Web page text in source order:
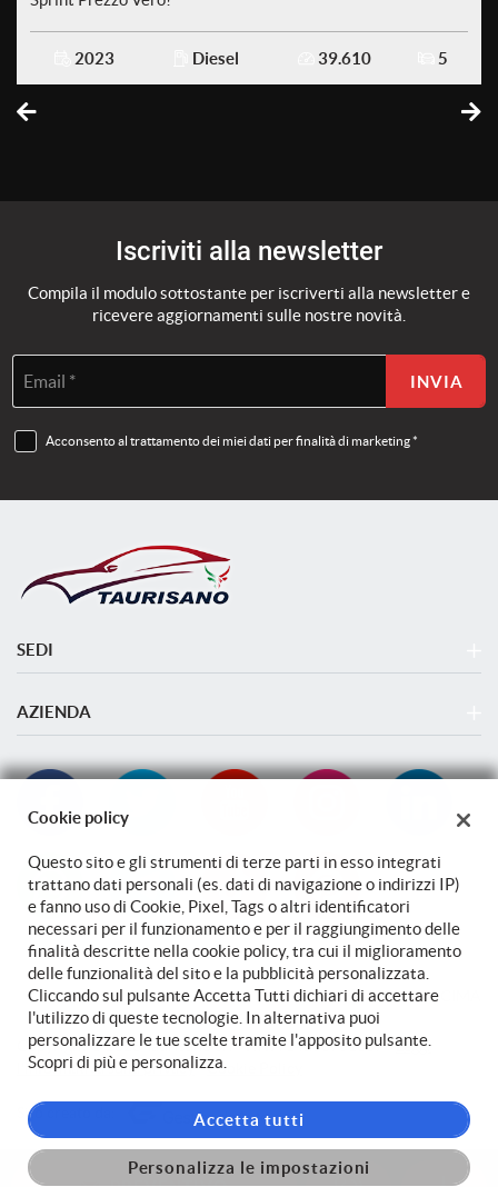
2023 Diesel 39.610 5
Iscriviti alla newsletter
Compila il modulo sottostante per iscriverti alla newsletter e
ricevere aggiornamenti sulle nostre novità.
Email * INVIA
Acconsento al trattamento dei miei dati per finalità di marketing *
SEDI
LEASYS PARCO LEONARDO
AZIENDA
TORNA IN CIMA
Copyright © 2026 Taurisano Srl - P.IVA 14200751007 -Leggi
l'informativa sulla privacy-Cookie Policy
Sito creato da:
Cookie policy
Questo sito e gli strumenti di terze parti in esso integrati
trattano dati personali (es. dati di navigazione o indirizzi IP)
e fanno uso di Cookie, Pixel, Tags o altri identificatori
necessari per il funzionamento e per il raggiungimento delle
finalità descritte nella cookie policy, tra cui il miglioramento
delle funzionalità del sito e la pubblicità personalizzata.
Cliccando sul pulsante Accetta Tutti dichiari di accettare
l'utilizzo di queste tecnologie. In alternativa puoi
personalizzare le tue scelte tramite l'apposito pulsante.
Scopri di più e personalizza.
Accetta tutti
Personalizza le impostazioni